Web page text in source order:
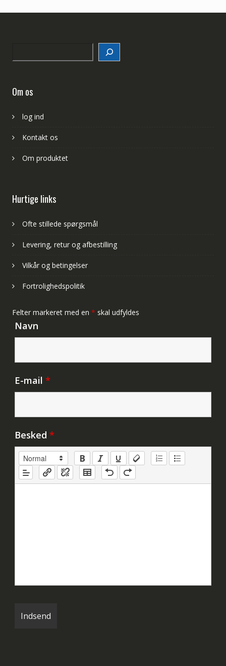
Om os
log ind
Kontakt os
Om produktet
Hurtige links
Ofte stillede spørgsmål
Levering, retur og afbestilling
Vilkår og betingelser
Fortrolighedspolitik
Felter markeret med en * skal udfyldes
Navn
E-mail *
Besked *